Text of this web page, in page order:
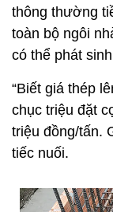
thông thường
toàn bộ ngôi
có thể phát
“Biết giá thép
chục triệu đặt
triệu đồng/tấn.
tiếc nuối.